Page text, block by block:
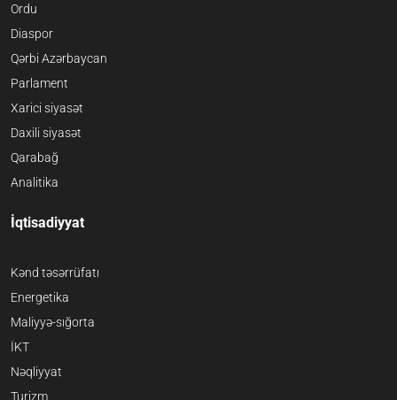
Ordu
Diaspor
Qərbi Azərbaycan
Parlament
Xarici siyasət
Daxili siyasət
Qarabağ
Analitika
İqtisadiyyat
Kənd təsərrüfatı
Energetika
Maliyyə-sığorta
İKT
Nəqliyyat
Turizm